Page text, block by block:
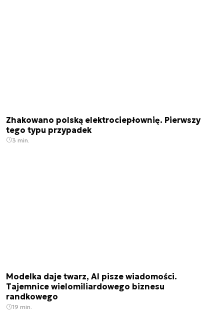
Zhakowano polską elektrociepłownię. Pierwszy
tego typu przypadek
3 min.
Modelka daje twarz, AI pisze wiadomości.
Tajemnice wielomiliardowego biznesu
randkowego
19 min.